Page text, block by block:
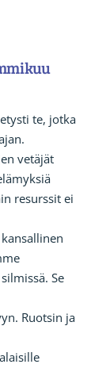
te, jotka
vetäjät
resurssit ei
Se
Ruotsin ja